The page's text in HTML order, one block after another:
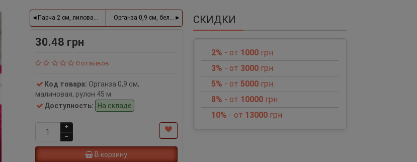
Парча 2 см, лиловая, метр Органза 0,9 см, белый, рулон 45 м
30.48 грн
0 отзывов
Код товара: Органза 0,9 см,
малиновая, рулон 45 м
Доступность:
На складе
В корзину
СКИДКИ
2% - от 1000грн
3% - от 3000грн
5% - от 5000грн
8% - от 10000 грн
10% - от 13000грн